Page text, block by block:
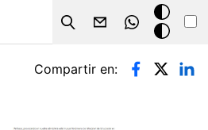
Search
Modo
oscuro
Compartir en: